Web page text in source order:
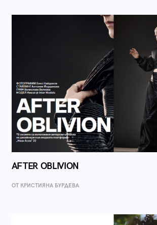
AFTER OBLIVION
ОТ КРИСТИЯНА БУРДЕВА